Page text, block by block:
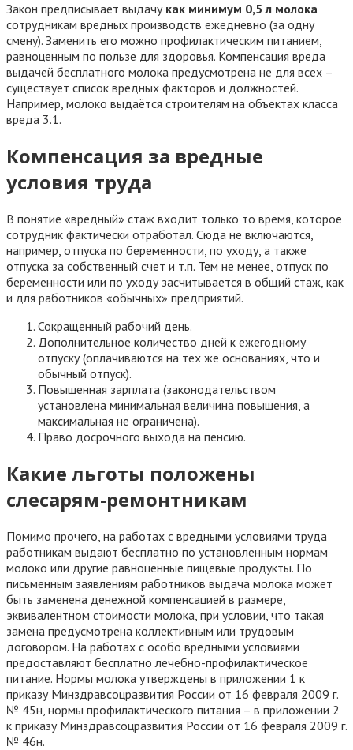
Закон предписывает выдачу как минимум 0,5 л молока
сотрудникам вредных производств ежедневно (за одну
смену). Заменить его можно профилактическим питанием,
равноценным по пользе для здоровья. Компенсация вреда
выдачей бесплатного молока предусмотрена не для всех –
существует список вредных факторов и должностей.
Например, молоко выдаётся строителям на объектах класса
вреда 3.1.
Компенсация за вредные
условия труда
В понятие «вредный» стаж входит только то время, которое
сотрудник фактически отработал. Сюда не включаются,
например, отпуска по беременности, по уходу, а также
отпуска за собственный счет и т.п. Тем не менее, отпуск по
беременности или по уходу засчитывается в общий стаж, как
и для работников «обычных» предприятий.
Сокращенный рабочий день.
Дополнительное количество дней к ежегодному
отпуску (оплачиваются на тех же основаниях, что и
обычный отпуск).
Повышенная зарплата (законодательством
установлена минимальная величина повышения, а
максимальная не ограничена).
Право досрочного выхода на пенсию.
Какие льготы положены
слесарям-ремонтникам
Помимо прочего, на работах с вредными условиями труда
работникам выдают бесплатно по установленным нормам
молоко или другие равноценные пищевые продукты. По
письменным заявлениям работников выдача молока может
быть заменена денежной компенсацией в размере,
эквивалентном стоимости молока, при условии, что такая
замена предусмотрена коллективным или трудовым
договором. На работах с особо вредными условиями
предоставляют бесплатно лечебно-профилактическое
питание. Нормы молока утверждены в приложении 1 к
приказу Минздравсоцразвития России от 16 февраля 2009 г.
№ 45н, нормы профилактического питания – в приложении 2
к приказу Минздравсоцразвития России от 16 февраля 2009 г.
№ 46н.